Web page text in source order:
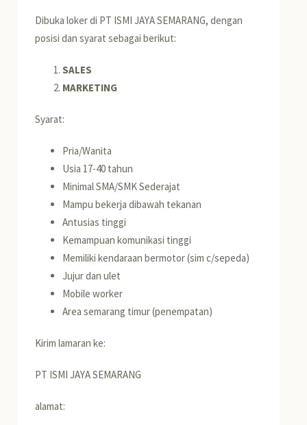
Dibuka loker di PT ISMI JAYA SEMARANG, dengan
posisi dan syarat sebagai berikut:
SALES
MARKETING
Syarat:
Pria/Wanita
Usia 17-40 tahun
Minimal SMA/SMK Sederajat
Mampu bekerja dibawah tekanan
Antusias tinggi
Kemampuan komunikasi tinggi
Memiliki kendaraan bermotor (sim c/sepeda)
Jujur dan ulet
Mobile worker
Area semarang timur (penempatan)
Kirim lamaran ke:
PT ISMI JAYA SEMARANG
alamat: